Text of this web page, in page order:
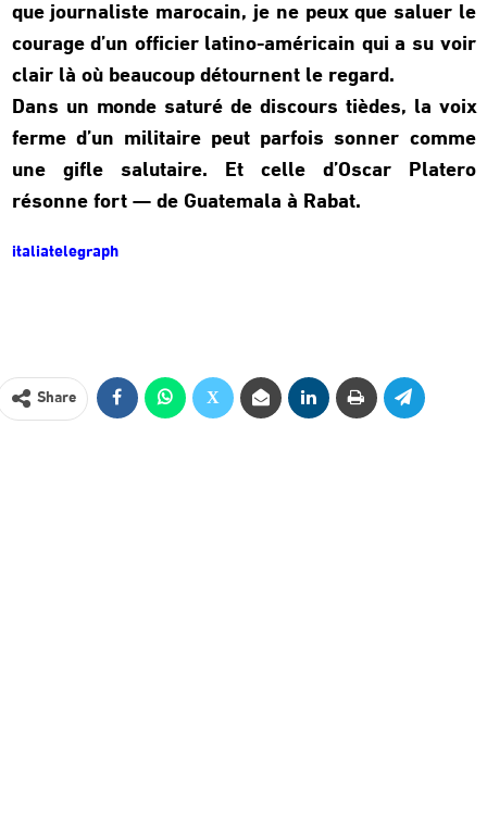
que journaliste marocain, je ne peux que saluer le
courage d’un officier latino-américain qui a su voir
clair là où beaucoup détournent le regard.
Dans un monde saturé de discours tièdes, la voix
ferme d’un militaire peut parfois sonner comme
une gifle salutaire. Et celle d’Oscar Platero
résonne fort — de Guatemala à Rabat.
italiatelegraph
Share